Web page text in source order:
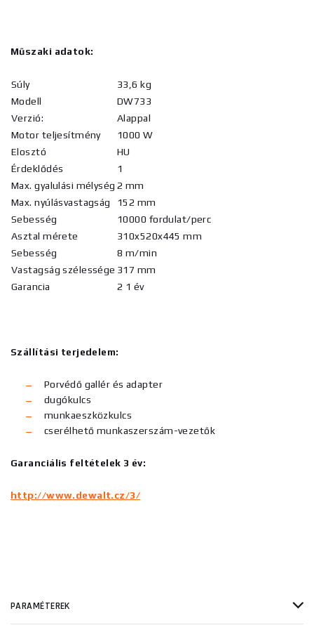
Műszaki adatok:
Súly
33,6 kg
Modell
DW733
Verzió:
Alappal
Motor teljesítmény
1000 W
Elosztó
HU
Érdeklődés
1
Max. gyalulási mélység 2 mm
Max. nyúlásvastagság
152 mm
Sebesség
10000 fordulat/perc
Asztal mérete
310x520x445 mm
Sebesség
8 m/min
Vastagság szélessége 317 mm
Garancia
2 1 év
Szállítási terjedelem:
Porvédő gallér és adapter
dugókulcs
munkaeszközkulcs
cserélhető munkaszerszám-vezetők
Garanciális feltételek 3 év:
http://www.dewalt.cz/3/
PARAMÉTEREK